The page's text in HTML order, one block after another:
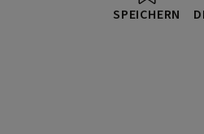
SPEICHERN